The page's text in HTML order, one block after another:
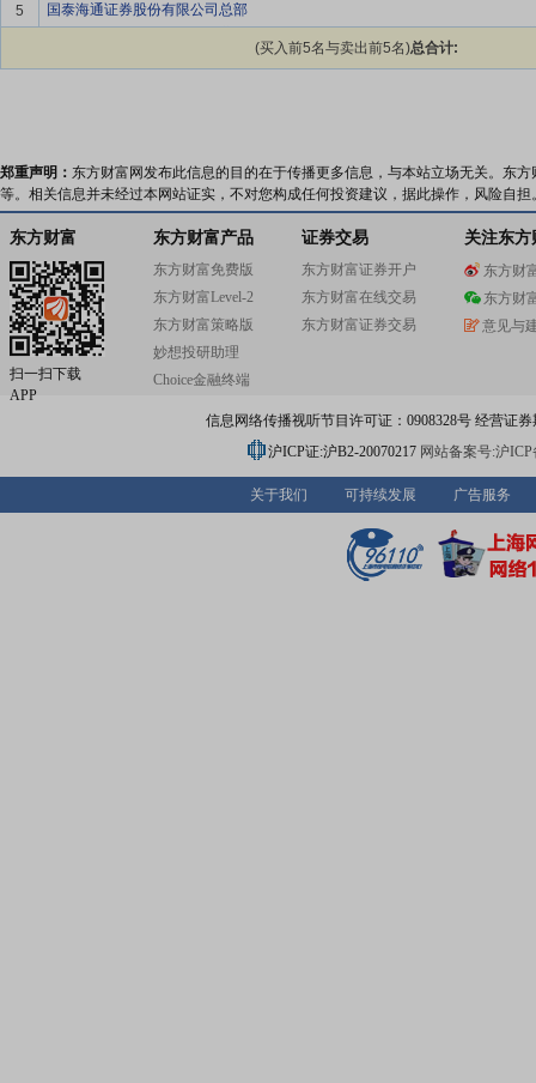
5
国泰海通证券股份有限公司总部
(买入前5名与卖出前5名)总合计:
郑重声明： 东方财富网发布此信息的目的在于传播更多信息，与本站立场无关。东
等。相关信息并未经过本网站证实，不对您构成任何投资建议，据此操作，风险自担